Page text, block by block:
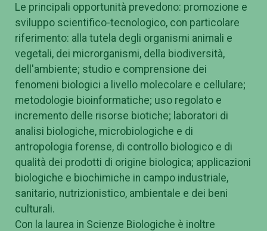
Le principali opportunità prevedono: promozione e
sviluppo scientifico-tecnologico, con particolare
riferimento: alla tutela degli organismi animali e
vegetali, dei microrganismi, della biodiversità,
dell'ambiente; studio e comprensione dei
fenomeni biologici a livello molecolare e cellulare;
metodologie bioinformatiche; uso regolato e
incremento delle risorse biotiche; laboratori di
analisi biologiche, microbiologiche e di
antropologia forense, di controllo biologico e di
qualità dei prodotti di origine biologica; applicazioni
biologiche e biochimiche in campo industriale,
sanitario, nutrizionistico, ambientale e dei beni
culturali.
Con la laurea in Scienze Biologiche è inoltre